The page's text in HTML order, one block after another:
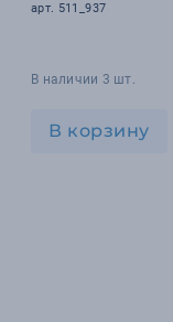
арт. 511_937
В наличии 3 шт.
В корзину